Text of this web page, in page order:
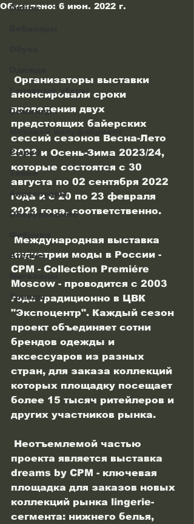
Online
Семинар
Меховой полуфабрикат
Сырьё
Ткани
Аксессуары
Оборудование
Фабрики
Ателье
Магазины
Тренды
Обновлено: 6 июн. 2022 г.
анонсировали сроки
проведения двух
предстоящих байерских
сессий сезонов Весна-Лето
2023 и Осень-Зима 2023/24,
которые состоятся с 30
августа по 02 сентября 2022
года и с 20 по 23 февраля
2023 года, соответственно.
индустрии моды в России -
CPM - Collection Premiére
Moscow - проводится с 2003
года традиционно в ЦВК
"Экспоцентр". Каждый сезон
проект объединяет сотни
брендов одежды и
аксессуаров из разных
стран, для заказа коллекций
которых площадку посещает
более 15 тысяч ритейлеров и
других участников рынка.
проекта является выставка
dreams by CPM - ключевая
площадка для заказов новых
коллекций рынка lingerie-
сегмента: нижнего белья,